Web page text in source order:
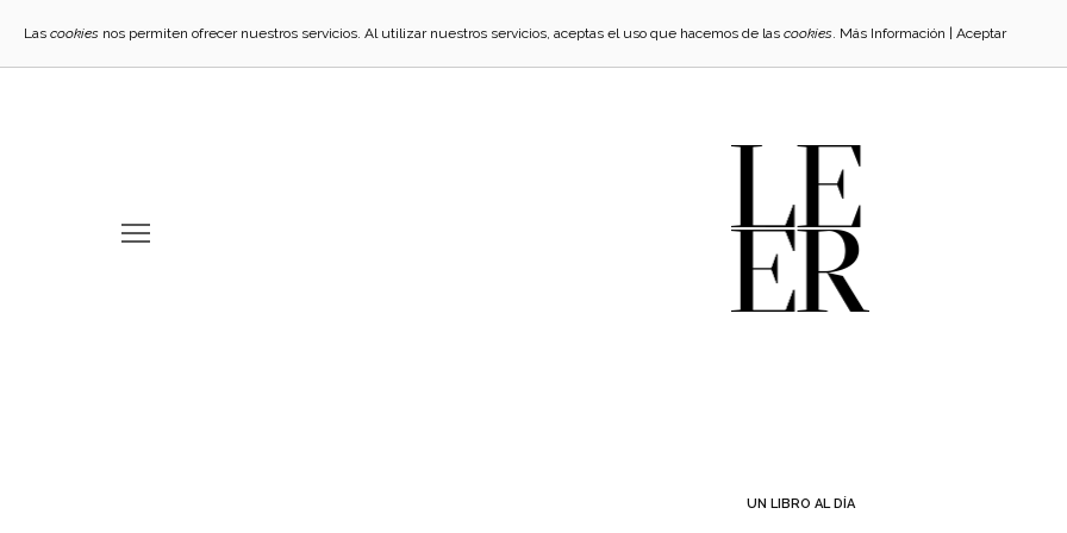
UN LIBRO AL DÍA
Las cookies nos permiten ofrecer nuestros servicios. Al utilizar nuestros servicios, aceptas el uso que hacemos de las cookies. Más Información Aceptar